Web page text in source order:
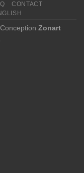
CONTACT
Conception Zonart